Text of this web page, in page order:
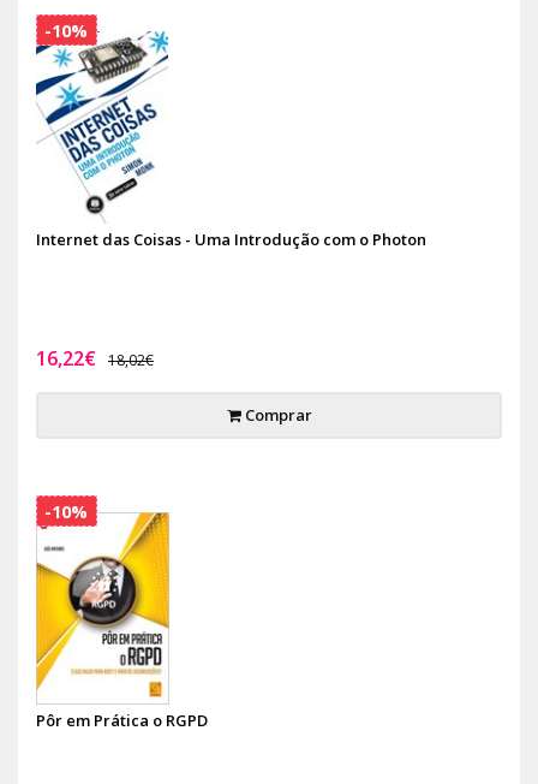
Internet das Coisas - Uma Introdução com o Photon
16,22€ 18,02€
Comprar
-10%
Pôr em Prática o RGPD
-10%